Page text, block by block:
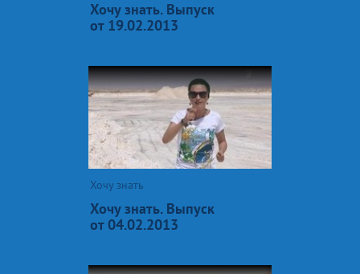
Хочу знать. Выпуск
от 19.02.2013
Хочу знать
Хочу знать. Выпуск
от 04.02.2013